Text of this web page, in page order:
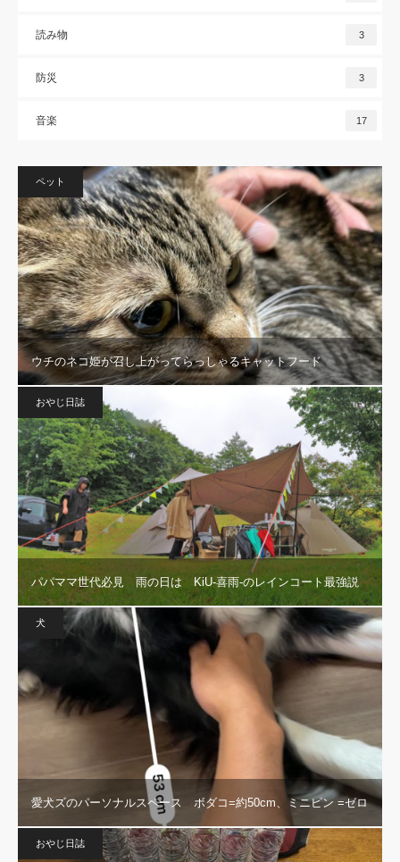
読み物 3
防災 3
音楽 17
ペット
ウチのネコ姫が召し上がってらっしゃるキャットフード
おやじ日誌
パパママ世代必見 雨の日は KiU-喜雨-のレインコート最強説
犬
愛犬ズのパーソナルスペース ボダコ=約50cm、ミニピン =ゼロ
おやじ日誌